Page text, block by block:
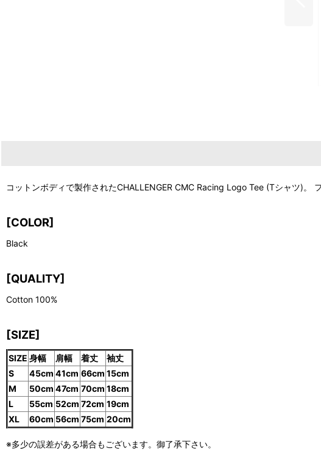
コットンボディで製作されたCHALLENGER CMC Racing Logo Tee (Tシャツ)。
[COLOR]
Black
[QUALITY]
Cotton 100%
[SIZE]
SIZE 身幅 肩幅 着丈
袖丈
S
45cm 41cm 66cm 15cm
M
50cm 47cm 70cm 18cm
L
55cm 52cm 72cm 19cm
XL
60cm 56cm 75cm 20cm
※多少の誤差がある場合もございます。御了承下さい。